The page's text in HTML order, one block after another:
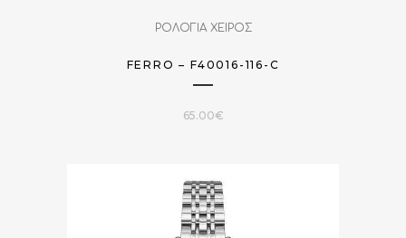
ΡΟΛΟΓΙΑ ΧΕΙΡΟΣ
FERRO – F40016-116-C
65.00€